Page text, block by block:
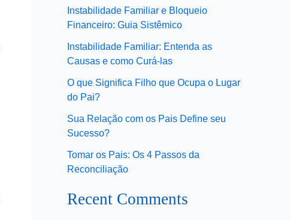
Instabilidade Familiar e Bloqueio
Financeiro: Guia Sistêmico
Instabilidade Familiar: Entenda as
Causas e como Curá-las
O que Significa Filho que Ocupa o Lugar
do Pai?
Sua Relação com os Pais Define seu
Sucesso?
Tomar os Pais: Os 4 Passos da
Reconciliação
Recent Comments